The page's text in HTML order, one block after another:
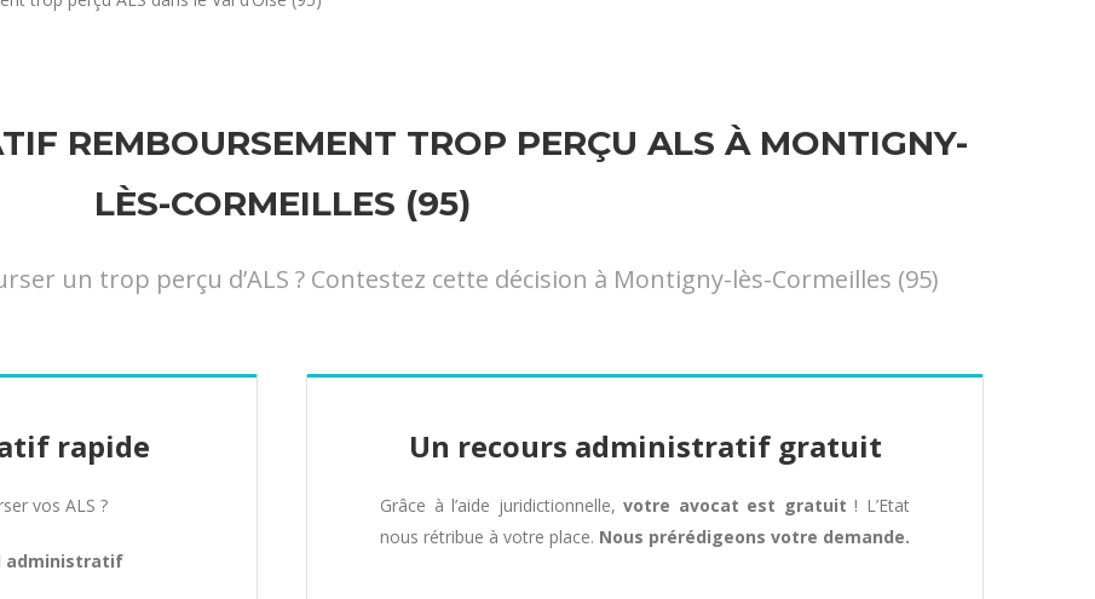
REMBOURSEMENT TROP PERÇU ALS À MONTIGNY-
LÈS-CORMEILLES (95)
un trop perçu d’ALS ? Contestez cette décision à Montigny-lès-Cormeilles (95)
rapide
vos ALS ?
administratif
Un recours administratif gratuit
Grâce à l’aide juridictionnelle,votre avocat est gratuit ! L’Etat
nous rétribue à votre place. Nous prérédigeons votre demande.